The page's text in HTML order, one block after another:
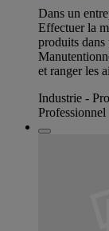
Dans un
Effectuer la
produits dans
et ranger les
Industrie -
Professionnel